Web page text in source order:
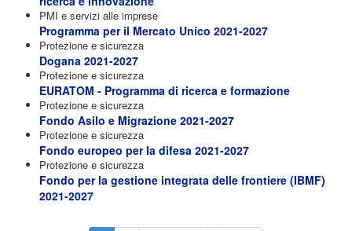
PMI e servizi alle imprese
Programma per il Mercato Unico 2021-2027
Protezione e sicurezza
Dogana 2021-2027
Protezione e sicurezza
EURATOM - Programma di ricerca e formazione
Protezione e sicurezza
Fondo Asilo e Migrazione 2021-2027
Protezione e sicurezza
Fondo europeo per la difesa 2021-2027
Protezione e sicurezza
Fondo per la gestione integrata delle frontiere (IBMF)
2021-2027